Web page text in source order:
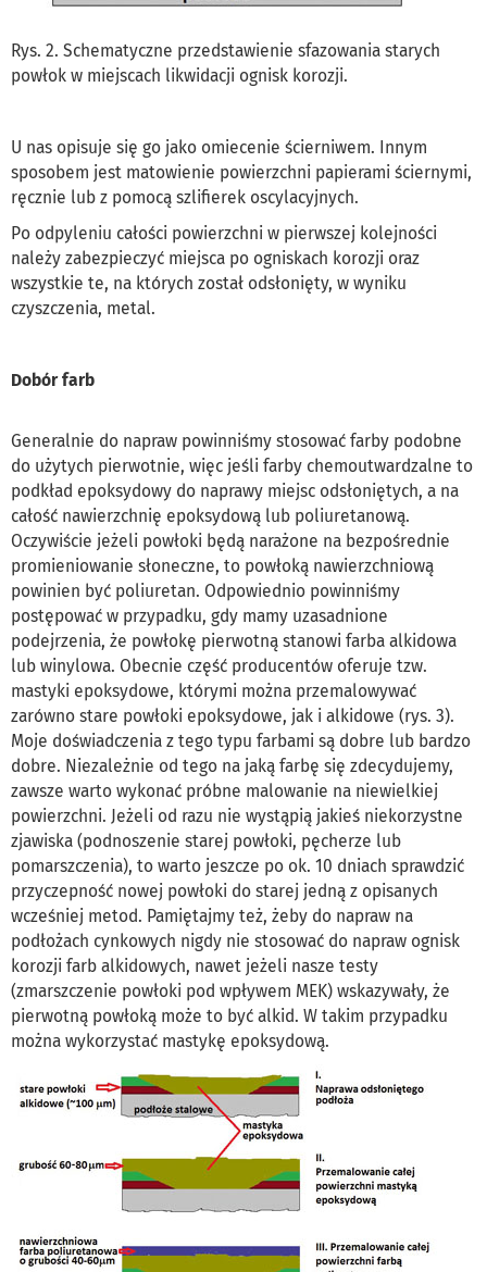
Rys. 2. Schematyczne przedstawienie sfazowania starych
powłok w miejscach likwidacji ognisk korozji.
U nas opisuje się go jako omiecenie ścierniwem. Innym
sposobem jest matowienie powierzchni papierami ściernymi,
ręcznie lub z pomocą szlifierek oscylacyjnych.
Po odpyleniu całości powierzchni w pierwszej kolejności
należy zabezpieczyć miejsca po ogniskach korozji oraz
wszystkie te, na których został odsłonięty, w wyniku
czyszczenia, metal.
Dobór farb
Generalnie do napraw powinniśmy stosować farby podobne
do użytych pierwotnie, więc jeśli farby chemoutwardzalne to
podkład epoksydowy do naprawy miejsc odsłoniętych, a na
całość nawierzchnię epoksydową lub poliuretanową.
Oczywiście jeżeli powłoki będą narażone na bezpośrednie
promieniowanie słoneczne, to powłoką nawierzchniową
powinien być poliuretan. Odpowiednio powinniśmy
postępować w przypadku, gdy mamy uzasadnione
podejrzenia, że powłokę pierwotną stanowi farba alkidowa
lub winylowa. Obecnie część producentów oferuje tzw.
mastyki epoksydowe, którymi można przemalowywać
zarówno stare powłoki epoksydowe, jak i alkidowe (rys. 3).
Moje doświadczenia z tego typu farbami są dobre lub bardzo
dobre. Niezależnie od tego na jaką farbę się zdecydujemy,
zawsze warto wykonać próbne malowanie na niewielkiej
powierzchni. Jeżeli od razu nie wystąpią jakieś niekorzystne
zjawiska (podnoszenie starej powłoki, pęcherze lub
pomarszczenia), to warto jeszcze po ok. 10 dniach sprawdzić
przyczepność nowej powłoki do starej jedną z opisanych
wcześniej metod. Pamiętajmy też, żeby do napraw na
podłożach cynkowych nigdy nie stosować do napraw ognisk
korozji farb alkidowych, nawet jeżeli nasze testy
(zmarszczenie powłoki pod wpływem MEK) wskazywały, że
pierwotną powłoką może to być alkid. W takim przypadku
można wykorzystać mastykę epoksydową.